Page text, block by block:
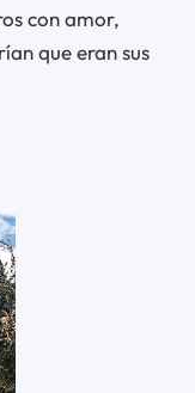
con amor,
que eran sus